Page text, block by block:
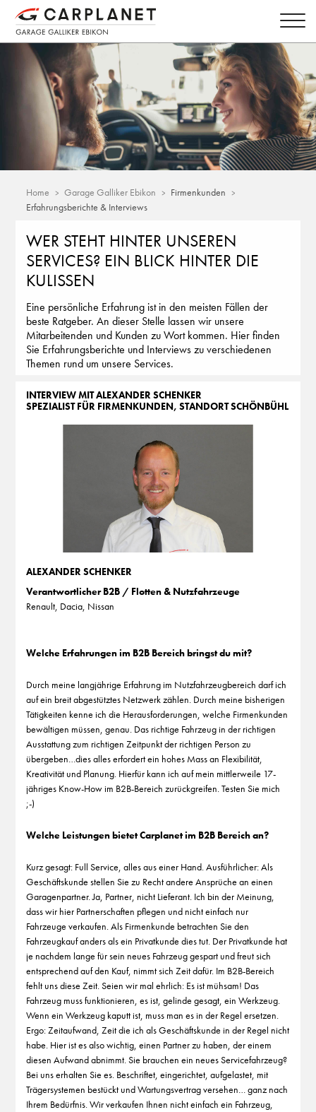
Home Garage Galliker Ebikon
Firmenkunden
Erfahrungsberichte & Interviews
WER STEHT HINTER UNSEREN
SERVICES? EIN BLICK HINTER DIE
KULISSEN
Eine persönliche Erfahrung ist in den meisten Fällen der
beste Ratgeber. An dieser Stelle lassen wir unsere
Mitarbeitenden und Kunden zu Wort kommen. Hier finden
Sie Erfahrungsberichte und Interviews zu verschiedenen
Themen rund um unsere Services.
INTERVIEW MIT ALEXANDER SCHENKER
SPEZIALIST FÜR FIRMENKUNDEN, STANDORT SCHÖNBÜHL
ALEXANDER SCHENKER
Verantwortlicher B2B / Flotten & Nutzfahrzeuge
Renault, Dacia, Nissan
Welche Erfahrungen im B2B Bereich bringst du mit?
Durch meine langjährige Erfahrung im Nutzfahrzeugbereich darf ich
auf ein breit abgestütztes Netzwerk zählen. Durch meine bisherigen
Tätigkeiten kenne ich die Herausforderungen, welche Firmenkunden
bewältigen müssen, genau. Das richtige Fahrzeug in der richtigen
Ausstattung zum richtigen Zeitpunkt der richtigen Person zu
übergeben…dies alles erfordert ein hohes Mass an Flexibilität,
Kreativität und Planung. Hierfür kann ich auf mein mittlerweile 17-
jähriges Know-How im B2B-Bereich zurückgreifen. Testen Sie mich
;-)
Welche Leistungen bietet Carplanet im B2B Bereich an?
Kurz gesagt: Full Service, alles aus einer Hand. Ausführlicher: Als
Geschäftskunde stellen Sie zu Recht andere Ansprüche an einen
Garagenpartner. Ja, Partner, nicht Lieferant. Ich bin der Meinung,
dass wir hier Partnerschaften pflegen und nicht einfach nur
Fahrzeuge verkaufen. Als Firmenkunde betrachten Sie den
Fahrzeugkauf anders als ein Privatkunde dies tut. Der Privatkunde hat
je nachdem lange für sein neues Fahrzeug gespart und freut sich
entsprechend auf den Kauf, nimmt sich Zeit dafür. Im B2B-Bereich
fehlt uns diese Zeit. Seien wir mal ehrlich: Es ist mühsam! Das
Fahrzeug muss funktionieren, es ist, gelinde gesagt, ein Werkzeug.
Wenn ein Werkzeug kaputt ist, muss man es in der Regel ersetzen.
Ergo: Zeitaufwand, Zeit die ich als Geschäftskunde in der Regel nicht
habe. Hier ist es also wichtig, einen Partner zu haben, der einem
diesen Aufwand abnimmt. Sie brauchen ein neues Servicefahrzeug?
Bei uns erhalten Sie es. Beschriftet, eingerichtet, aufgelastet, mit
Trägersystemen bestückt und Wartungsvertrag versehen… ganz nach
Ihrem Bedürfnis. Wir verkaufen Ihnen nicht einfach ein Fahrzeug,